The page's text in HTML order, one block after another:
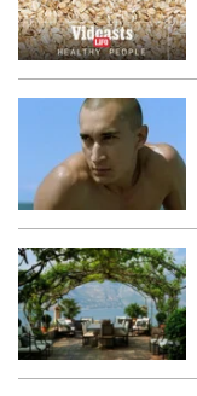
ΑΜΠΑ
PRINT